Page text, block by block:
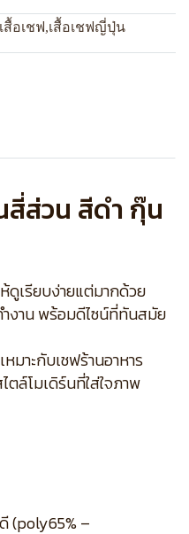
เสื้อเชฟ,เสื้อเชฟญี่ปุ่น
ส่วน สีดำ กุ๊น
เรียบง่ายแต่มากด้วย
งาน พร้อมดีไซน์ที่ทันสมัย
มาะกับเชฟร้านอาหาร
ตล์โมเดิร์นที่ใส่ใจภาพ
(poly65% –